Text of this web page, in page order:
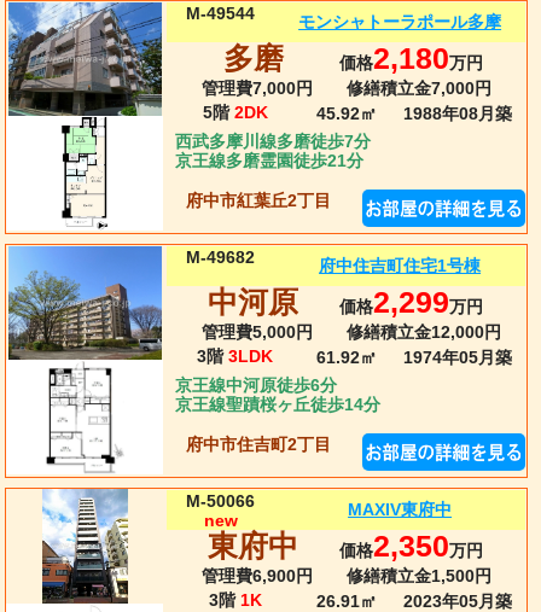
M-49544 モンシャトーラポール多摩
多磨 価格2,180万円
管理費7,000円
修繕積立金7,000円
5階 2DK 45.92㎡ 1988年08月 築
西武多摩川線多磨徒歩7分
京王線多磨霊園徒歩21分
府中市紅葉丘2丁目
M-49682 府中住吉町住宅1号棟
中河原 価格2,299万円
管理費5,000円
修繕積立金12,000円
3階 3LDK 61.92㎡ 1974年05月 築
京王線中河原徒歩6分
京王線聖蹟桜ヶ丘徒歩14分
府中市住吉町2丁目
M-50066
new
MAXIV東府中
東府中 価格2,350万円
管理費6,900円
修繕積立金1,500円
3階 1K 26.91㎡ 2023年05月 築